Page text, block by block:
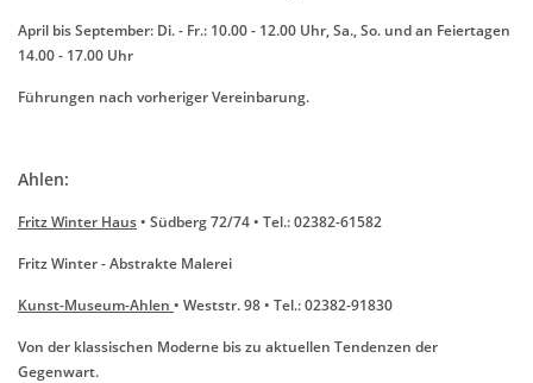
April bis September: Di. - Fr.: 10.00 - 12.00 Uhr, Sa., So. und an Feiertagen
14.00 - 17.00 Uhr
Führungen nach vorheriger Vereinbarung.
Ahlen:
Fritz Winter Haus• Südberg 72/74 • Tel.: 02382-61582
Fritz Winter - Abstrakte Malerei
Kunst-Museum-Ahlen • Weststr. 98 • Tel.: 02382-91830
Von der klassischen Moderne bis zu aktuellen Tendenzen der
Gegenwart.